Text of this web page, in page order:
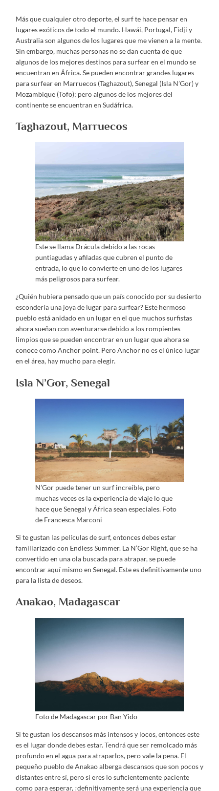
Más que cualquier otro deporte, el surf te hace pensar en
lugares exóticos de todo el mundo. Hawái, Portugal, Fidji y
Australia son algunos de los lugares que me vienen a la mente.
Sin embargo, muchas personas no se dan cuenta de que
algunos de los mejores destinos para surfear en el mundo se
encuentran en África. Se pueden encontrar grandes lugares
para surfear en Marruecos (Taghazout), Senegal (Isla N’Gor) y
Mozambique (Tofo); pero algunos de los mejores del
continente se encuentran en Sudáfrica.
Taghazout, Marruecos
Este se llama Drácula debido a las rocas
puntiagudas y afiladas que cubren el punto de
entrada, lo que lo convierte en uno de los lugares
más peligrosos para surfear.
¿Quién hubiera pensado que un país conocido por su desierto
escondería una joya de lugar para surfear? Este hermoso
pueblo está anidado en un lugar en el que muchos surfistas
ahora sueñan con aventurarse debido a los rompientes
limpios que se pueden encontrar en un lugar que ahora se
conoce como Anchor point. Pero Anchor no es el único lugar
en el área, hay mucho para elegir.
Isla N’Gor, Senegal
N’Gor puede tener un surf increíble, pero
muchas veces es la experiencia de viaje lo que
hace que Senegal y África sean especiales. Foto
de Francesca Marconi
Si te gustan las películas de surf, entonces debes estar
familiarizado con Endless Summer. La N’Gor Right, que se ha
convertido en una ola buscada para atrapar, se puede
encontrar aquí mismo en Senegal. Este es definitivamente uno
para la lista de deseos.
Anakao, Madagascar
Foto de Madagascar por Ban Yido
Si te gustan los descansos más intensos y locos, entonces este
es el lugar donde debes estar. Tendrá que ser remolcado más
profundo en el agua para atraparlos, pero vale la pena. El
pequeño pueblo de Anakao alberga descansos que son pocos y
distantes entre sí, pero si eres lo suficientemente paciente
como para esperar, ¡definitivamente será una experiencia que